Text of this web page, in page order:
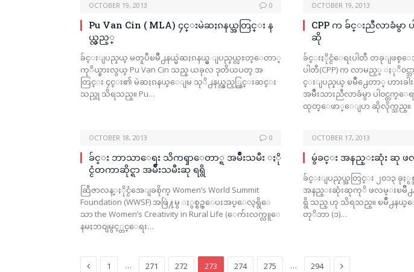
OCTOBER 19, 2013 0
Pu Van Cin ( MLA) ၄င္းမဲဆႏၵနယ္အတြင္း န
ယ္လွည့္
ခ်င္းျပည္နယ္ မတူပီၿမိဳ႕နယ္မဲဆႏၵနယ္မွ ျပည္နယ္လႊတ္ေတာ္
ကုိယ္စားလွယ္ Pu Van Cin သည္ ယခုလ ဒုတိယပတ္ အ
တြင္း ၄င္း၏ မဲဆႏၵနယ္ေျမ သုိ႕နယ္လွည့္ကြင္းဆင္း
သည္ဟု သိရသည္။ Pu…
OCTOBER 19, 2013
CPP က ခ်င္းညီလာခံမွာ
ဆို
ခ်င္းႏိုင္ငံေရးပါတီ တခုျဖစ္
ပါတီ(CPP) က လာမည့္ ႏုိ၀င္
င္းျပည္နယ္ ၿမိဳ႕ေတာ္ ဟားခ
အမ်ဳိးသားညီလာခံမွာ ပါ၀င္တက္
ထုတ္ေဖာ္ေျပာ ဆိုလိုက္သည္။
OCTOBER 18, 2013 0
ခ်င္း ဘာသာေရး သိကၡာေတာ္ရ အမ်ဳိးသမီး ႏို
င္ငံတကာဆိုင္ရာ အမ်ဳိးသမီးဆု ရရွိ
ဆြီဇာလန္ႏိုင္ငံအေျခစိုက္ Women’s World Summit
Foundation (WWSF) အဖြဲ႔မွ ႏွစ္စဥ္ေပးအပ္ေလ့ရွိေ
သာ the Women’s Creativity in Rural Life (ေက်းလက္လူေ
နမႈဘ၀ျမွင့္တင္ေရး…
OCTOBER 17, 2013
မွဴခင္း အနည္းဆုံး ဆု ဖ
ခ်င္းျပည္နယ္အတြင္း ၂၀၁၃ ခုႏွစ္
အနည္းဆုံးဆုကုိ ဖလမ္းၿမိဳ႕န
ရွိ သည္ ဟု သိရသည္။ ၿမိဳ႕နယ္ေ
တုိဘာ (၁)…
Previous
1 … 271 272 273 274 275 … 294 Next